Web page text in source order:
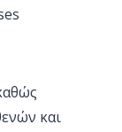
και